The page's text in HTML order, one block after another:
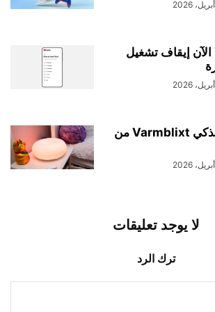
يتيح لك YouTube الآن إيقاف تشغيل
مراجعة المصباح الذكي Varmblixt من
لا يوجد تعليقات
ترك الرد